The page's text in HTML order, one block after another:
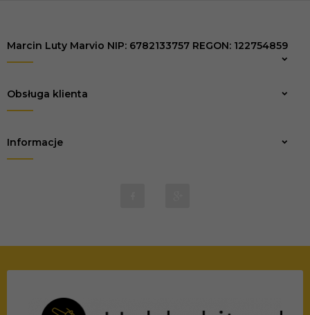
Marcin Luty Marvio NIP: 6782133757 REGON: 122754859
biuro@marvio-rc.pl
Obsługa klienta
Informacje